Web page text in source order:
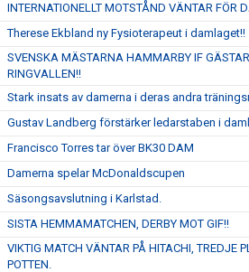
INTERNATIONELLT MOTSTÅND VÄNTAR FÖR
Therese Ekbland ny Fysioterapeut i damlaget!!
SVENSKA MÄSTARNA HAMMARBY IF GÄSTAR
RINGVALLEN!!
Stark insats av damerna i deras andra
Gustav Landberg förstärker ledarstaben i
Francisco Torres tar över BK30 DAM
Damerna spelar McDonaldscupen
Säsongsavslutning i Karlstad.
SISTA HEMMAMATCHEN, DERBY MOT GIF!!
VIKTIG MATCH VÄNTAR PÅ HITACHI, TREDJE
POTTEN.